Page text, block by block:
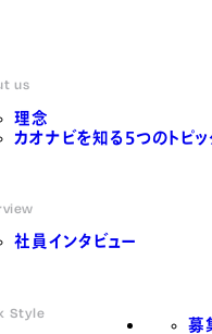
us
理念
カオナビを知る5つのトピッ
社員インタビュー
Style
募